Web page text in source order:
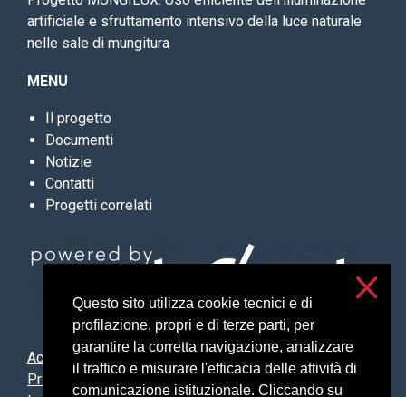
Questo sito utilizza cookie tecnici e di
profilazione, propri e di terze parti, per
garantire la corretta navigazione, analizzare
il traffico e misurare l'efficacia delle attività di
comunicazione istituzionale. Cliccando su
artificiale e sfruttamento intensivo della luce naturale
nelle sale di mungitura
MENU
Il progetto
Documenti
Notizie
Contatti
Progetti correlati
Accessibilità
Privacy e cookies